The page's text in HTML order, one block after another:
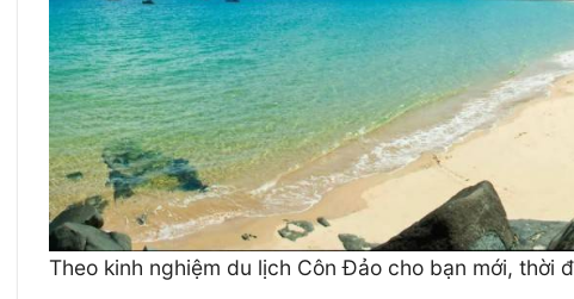
Theo kinh nghiệm du lịch Côn Đảo cho bạn mới,